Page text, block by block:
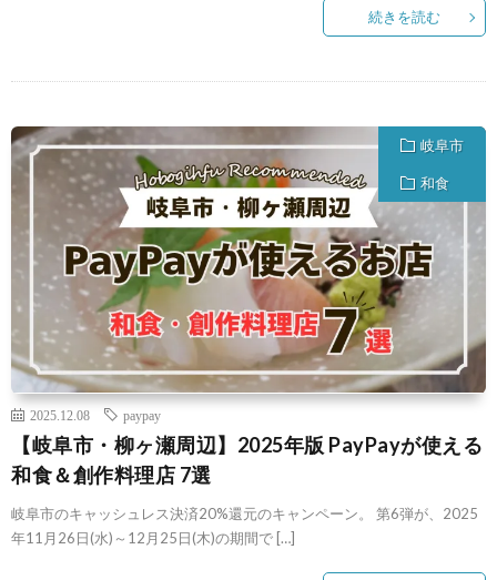
続きを読む
岐阜市
和食
2025.12.08 paypay
【岐阜市・柳ヶ瀬周辺】2025年版 PayPayが使える
和食＆創作料理店 7選
岐阜市のキャッシュレス決済20%還元のキャンペーン。 第6弾が、2025
年11月26日(水)～12月25日(木)の期間で […]